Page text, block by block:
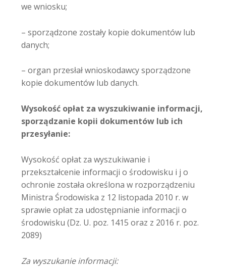
we wniosku;
– sporządzone zostały kopie dokumentów lub
danych;
– organ przesłał wnioskodawcy sporządzone
kopie dokumentów lub danych.
Wysokość opłat za wyszukiwanie informacji,
sporządzanie kopii dokumentów lub ich
przesyłanie:
Wysokość opłat za wyszukiwanie i
przekształcenie informacji o środowisku i j o
ochronie została określona w rozporządzeniu
Ministra Środowiska z 12 listopada 2010 r. w
sprawie opłat za udostępnianie informacji o
środowisku (Dz. U. poz. 1415 oraz z 2016 r. poz.
2089)
Za wyszukanie informacji: